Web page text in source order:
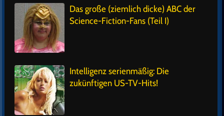
Das große (ziemlich dicke) ABC der
Science-Fiction-Fans (Teil I)
Intelligenz serienmäßig: Die
zukünftigen US-TV-Hits!